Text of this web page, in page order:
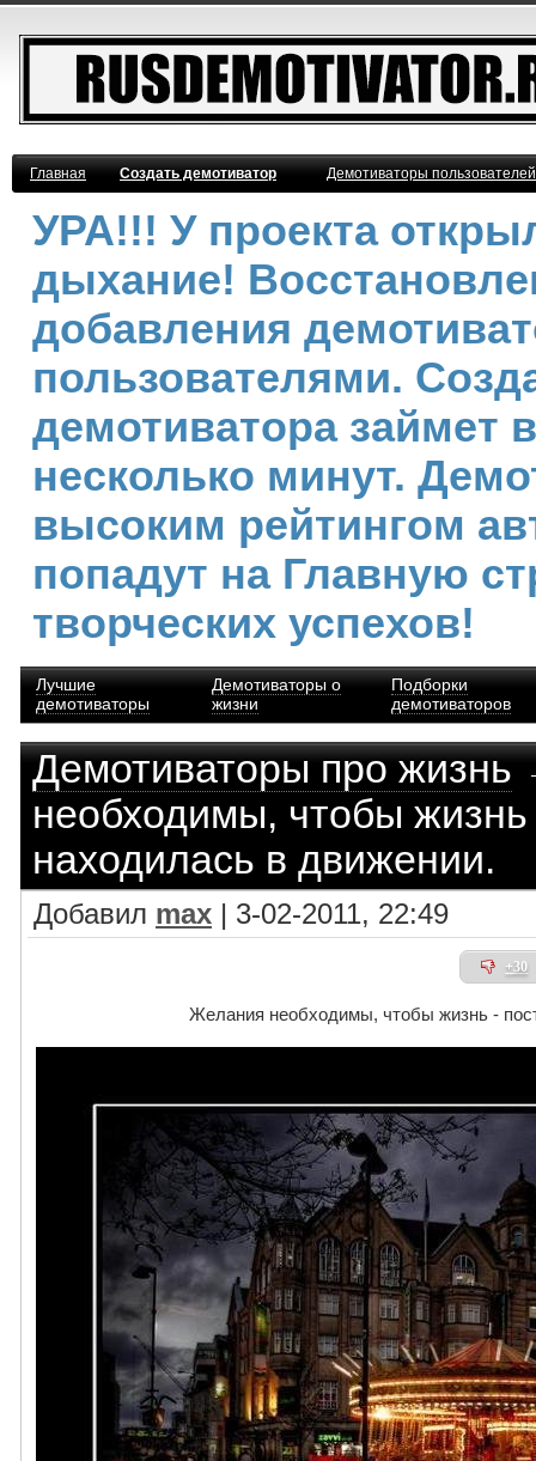
Главная Создать демотиватор Демотиваторы
УРА!!! У проекта
дыхание!
добавления
пользователями.
демотиватора займет
несколько минут.
высоким рейтингом
попадут на Главную
творческих успехов!
Лучшие
демотиваторы
Демотиваторы о
жизни
Подборки
демотиваторов
Демотиваторы про жизнь
необходимы, чтобы жизнь
находилась в движении.
Добавил max | 3-02-2011, 22:49
+30
Желания необходимы, чтобы жизнь -